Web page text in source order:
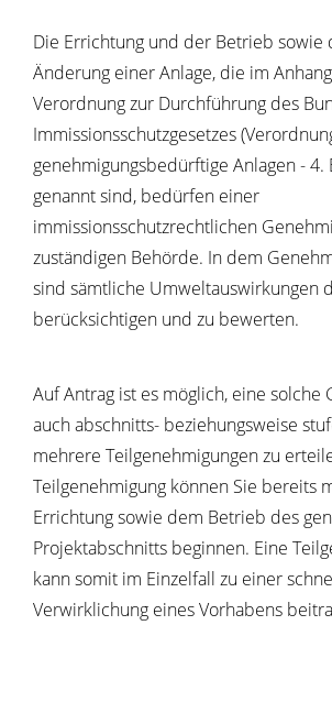
Die Errichtung und der Betrieb sowie
Änderung einer Anlage, die im
Verordnung zur Durchführung des
Immissionsschutzgesetzes
genehmigungsbedürftige Anlagen - 4.
genannt sind, bedürfen einer
immissionsschutzrechtlichen
zuständigen Behörde. In dem
sind sämtliche Umweltauswirkungen
berücksichtigen und zu bewerten.
Auf Antrag ist es möglich, eine solche
auch abschnitts- beziehungsweise
mehrere Teilgenehmigungen zu
Teilgenehmigung können Sie bereits
Errichtung sowie dem Betrieb des
Projektabschnitts beginnen. Eine
kann somit im Einzelfall zu einer
Verwirklichung eines Vorhabens